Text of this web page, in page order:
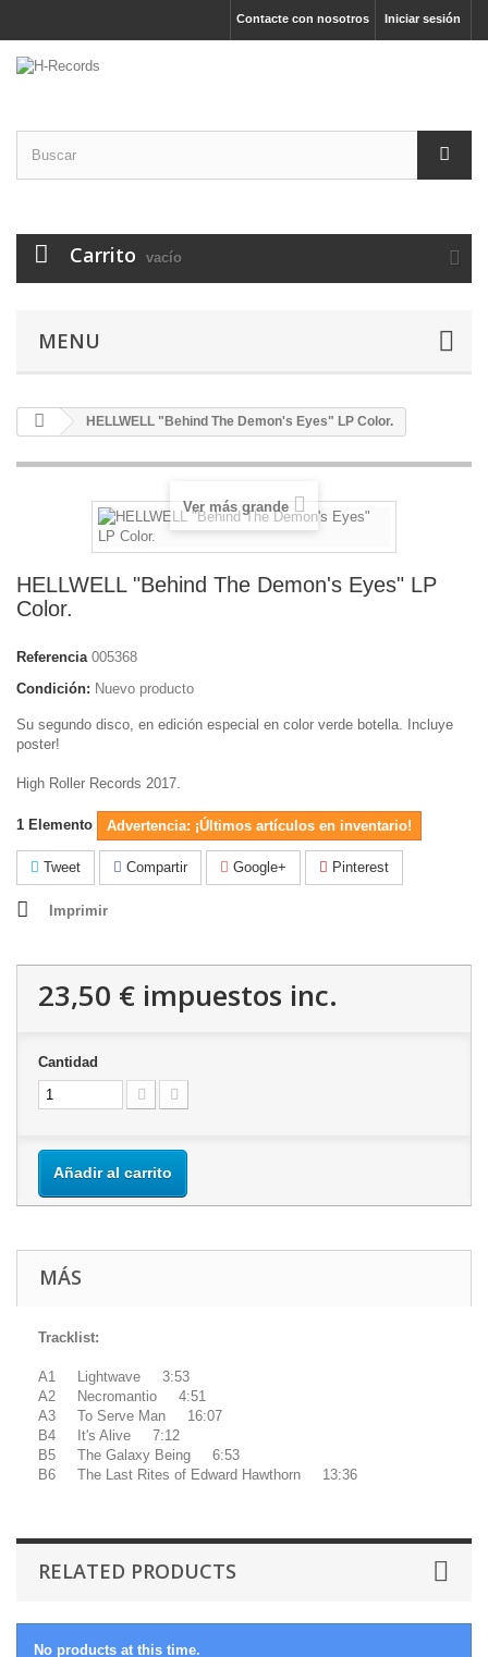
Iniciar sesión
Contacte con nosotros
Carrito vacío
MENU
HELLWELL "Behind The Demon's Eyes" LP Color.
Ver más grande
HELLWELL "Behind The Demon's Eyes" LP
Color.
Referencia 005368
Condición: Nuevo producto
Su segundo disco, en edición especial en color verde botella. Incluye
poster!
High Roller Records 2017.
1 Elemento Advertencia: ¡Últimos artículos en inventario!
Tweet Compartir Google+ Pinterest
Imprimir
23,50 € impuestos inc.
Cantidad
Añadir al carrito
MÁS
Tracklist:
A1 Lightwave 3:53
A2 Necromantio 4:51
A3 To Serve Man 16:07
B4 It's Alive 7:12
B5 The Galaxy Being 6:53
B6 The Last Rites of Edward Hawthorn 13:36
RELATED PRODUCTS
No products at this time.